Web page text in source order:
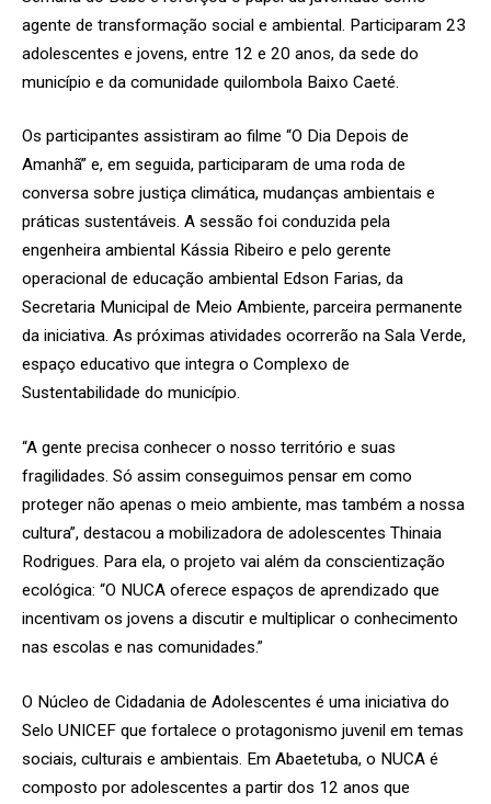
agente de transformação social e ambiental. Participaram 23
adolescentes e jovens, entre 12 e 20 anos, da sede do
município e da comunidade quilombola Baixo Caeté.
Os participantes assistiram ao filme “O Dia Depois de
Amanhã” e, em seguida, participaram de uma roda de
conversa sobre justiça climática, mudanças ambientais e
práticas sustentáveis. A sessão foi conduzida pela
engenheira ambiental Kássia Ribeiro e pelo gerente
operacional de educação ambiental Edson Farias, da
Secretaria Municipal de Meio Ambiente, parceira permanente
da iniciativa. As próximas atividades ocorrerão na Sala Verde,
espaço educativo que integra o Complexo de
Sustentabilidade do município.
“A gente precisa conhecer o nosso território e suas
fragilidades. Só assim conseguimos pensar em como
proteger não apenas o meio ambiente, mas também a nossa
cultura”, destacou a mobilizadora de adolescentes Thinaia
Rodrigues. Para ela, o projeto vai além da conscientização
ecológica: “O NUCA oferece espaços de aprendizado que
incentivam os jovens a discutir e multiplicar o conhecimento
nas escolas e nas comunidades.”
O Núcleo de Cidadania de Adolescentes é uma iniciativa do
Selo UNICEF que fortalece o protagonismo juvenil em temas
sociais, culturais e ambientais. Em Abaetetuba, o NUCA é
composto por adolescentes a partir dos 12 anos que